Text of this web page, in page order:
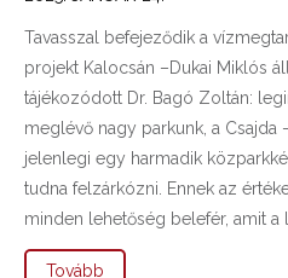
Tavasszal befejeződik a
projekt Kalocsán –Dukai Miklós
tájékozódott Dr. Bagó Zoltán:
meglévő nagy parkunk, a Csajda
jelenlegi egy harmadik
tudna felzárkózni. Ennek az
minden lehetőség belefér, amit a
Tovább